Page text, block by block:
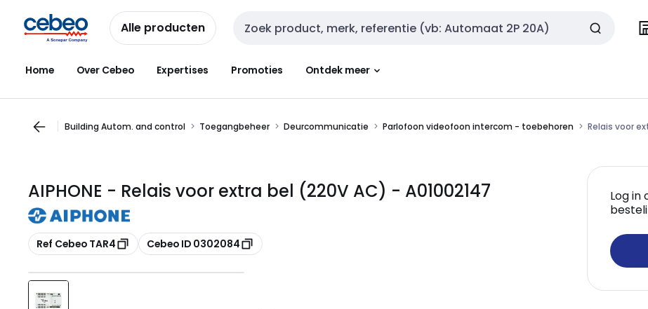
naar
navigatie
naar
inhoud
Alle producten Zoekveld invoer
Home Over Cebeo Expertises Promoties Ontdek meer
Building Autom. and control Toegangbeheer Deurcommunicatie Parlofoon videofoon intercom - toebehoren Relais voor
AIPHONE - Relais voor extra bel (220V AC) - A01002147
Kopiëren
Ref Cebeo TAR4 Kopiëren
Cebeo ID 0302084
Log in